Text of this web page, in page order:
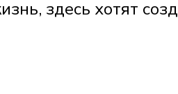
здесь хотят